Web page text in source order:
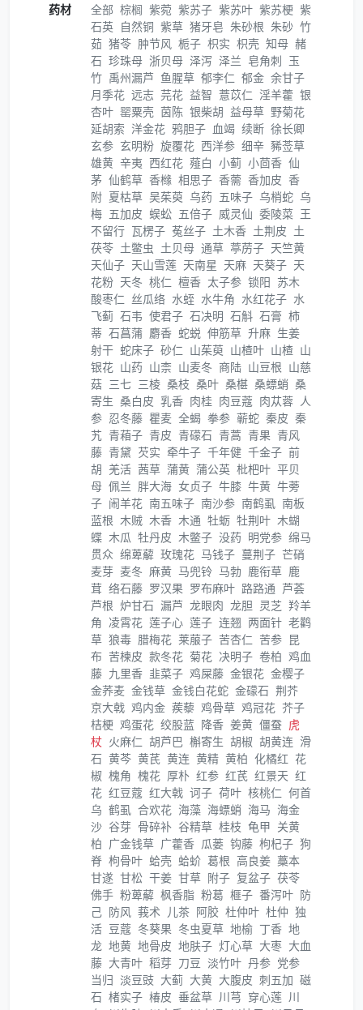
药材 全部 棕榈 紫菀 紫苏子 紫苏叶 紫苏梗 紫
石英 自然铜 紫草 猪牙皂 朱砂根 朱砂 竹
茹 猪苓 肿节风 栀子 枳实 枳壳 知母 赭
石 珍珠母 浙贝母 泽泻 泽兰 皂角刺 玉
竹 禹州漏芦 鱼腥草 郁李仁 郁金 余甘子
月季花 远志 芫花 益智 薏苡仁 淫羊藿 银
杏叶 罂粟壳 茵陈 银柴胡 益母草 野菊花
延胡索 洋金花 鸦胆子 血竭 续断 徐长卿
玄参 玄明粉 旋覆花 西洋参 细辛 豨莶草
雄黄 辛夷 西红花 薤白 小蓟 小茴香 仙
茅 仙鹤草 香橼 相思子 香薷 香加皮 香
附 夏枯草 吴茱萸 乌药 五味子 乌梢蛇 乌
梅 五加皮 蜈蚣 五倍子 威灵仙 委陵菜 王
不留行 瓦楞子 菟丝子 土木香 土荆皮 土
茯苓 土鳖虫 土贝母 通草 葶苈子 天竺黄
天仙子 天山雪莲 天南星 天麻 天葵子 天
花粉 天冬 桃仁 檀香 太子参 锁阳 苏木
酸枣仁 丝瓜络 水蛭 水牛角 水红花子 水
飞蓟 石韦 使君子 石决明 石斛 石膏 柿
蒂 石菖蒲 麝香 蛇蜕 伸筋草 升麻 生姜
射干 蛇床子 砂仁 山茱萸 山楂叶 山楂 山
银花 山药 山柰 山麦冬 商陆 山豆根 山慈
菇 三七 三棱 桑枝 桑叶 桑椹 桑螵蛸 桑
寄生 桑白皮 乳香 肉桂 肉豆蔻 肉苁蓉 人
参 忍冬藤 瞿麦 全蝎 拳参 蕲蛇 秦皮 秦
艽 青葙子 青皮 青礞石 青蒿 青果 青风
藤 青黛 芡实 牵牛子 千年健 千金子 前
胡 羌活 茜草 蒲黄 蒲公英 枇杷叶 平贝
母 佩兰 胖大海 女贞子 牛膝 牛黄 牛蒡
子 闹羊花 南五味子 南沙参 南鹤虱 南板
蓝根 木贼 木香 木通 牡蛎 牡荆叶 木蝴
蝶 木瓜 牡丹皮 木鳖子 没药 明党参 绵马
贯众 绵萆薢 玫瑰花 马钱子 蔓荆子 芒硝
麦芽 麦冬 麻黄 马兜铃 马勃 鹿衔草 鹿
茸 络石藤 罗汉果 罗布麻叶 路路通 芦荟
芦根 炉甘石 漏芦 龙眼肉 龙胆 灵芝 羚羊
角 凌霄花 莲子心 莲子 连翘 两面针 老鹳
草 狼毒 腊梅花 莱菔子 苦杏仁 苦参 昆
布 苦楝皮 款冬花 菊花 决明子 卷柏 鸡血
藤 九里香 韭菜子 鸡屎藤 金银花 金樱子
金荞麦 金钱草 金钱白花蛇 金礞石 荆芥
京大戟 鸡内金 蒺藜 鸡骨草 鸡冠花 芥子
桔梗 鸡蛋花 绞股蓝 降香 姜黄 僵蚕 虎
杖 火麻仁 胡芦巴 槲寄生 胡椒 胡黄连 滑
石 黄芩 黄芪 黄连 黄精 黄柏 化橘红 花
椒 槐角 槐花 厚朴 红参 红芪 红景天 红
花 红豆蔻 红大戟 诃子 荷叶 核桃仁 何首
乌 鹤虱 合欢花 海藻 海螵蛸 海马 海金
沙 谷芽 骨碎补 谷精草 桂枝 龟甲 关黄
柏 广金钱草 广藿香 瓜蒌 钩藤 枸杞子 狗
脊 枸骨叶 蛤壳 蛤蚧 葛根 高良姜 藁本
甘遂 甘松 干姜 甘草 附子 复盆子 茯苓
佛手 粉萆薢 枫香脂 粉葛 榧子 番泻叶 防
己 防风 莪术 儿茶 阿胶 杜仲叶 杜仲 独
活 豆蔻 冬葵果 冬虫夏草 地榆 丁香 地
龙 地黄 地骨皮 地肤子 灯心草 大枣 大血
藤 大青叶 稻芽 刀豆 淡竹叶 丹参 党参
当归 淡豆豉 大蓟 大黄 大腹皮 刺五加 磁
石 楮实子 椿皮 垂盆草 川芎 穿心莲 川